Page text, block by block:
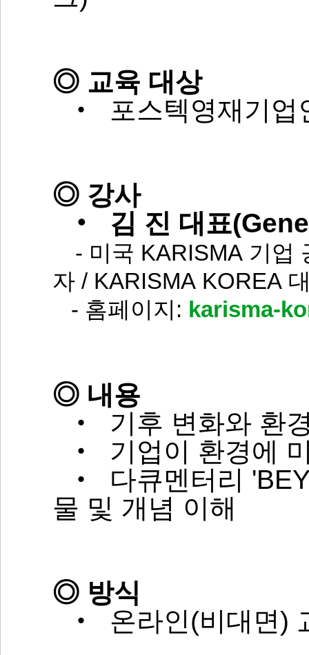
◎ 교육 대상
‧ 포스텍영재기업
◎ 강사
‧ 김 진 대표
- 미국 KARISMA 기업
자 / KARISMA KOREA
- 홈페이지: karisma-
◎ 내용
‧ 기후 변화와 환
‧ 기업이 환경에
‧ 다큐멘터리
물 및 개념 이해
◎ 방식
‧ 온라인(비대면)